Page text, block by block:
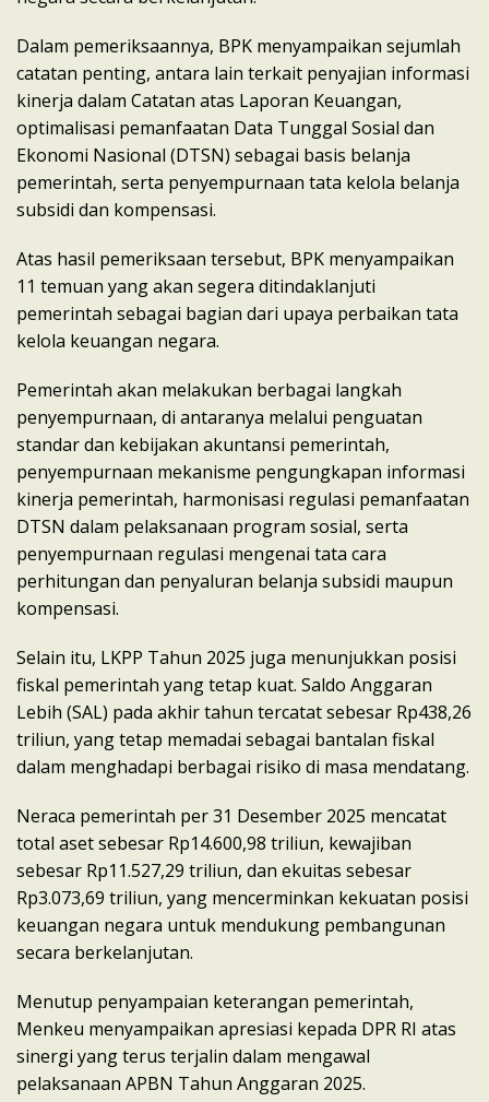
Dalam pemeriksaannya, BPK menyampaikan sejumlah
catatan penting, antara lain terkait penyajian informasi
kinerja dalam Catatan atas Laporan Keuangan,
optimalisasi pemanfaatan Data Tunggal Sosial dan
Ekonomi Nasional (DTSN) sebagai basis belanja
pemerintah, serta penyempurnaan tata kelola belanja
subsidi dan kompensasi.
Atas hasil pemeriksaan tersebut, BPK menyampaikan
11 temuan yang akan segera ditindaklanjuti
pemerintah sebagai bagian dari upaya perbaikan tata
kelola keuangan negara.
Pemerintah akan melakukan berbagai langkah
penyempurnaan, di antaranya melalui penguatan
standar dan kebijakan akuntansi pemerintah,
penyempurnaan mekanisme pengungkapan informasi
kinerja pemerintah, harmonisasi regulasi pemanfaatan
DTSN dalam pelaksanaan program sosial, serta
penyempurnaan regulasi mengenai tata cara
perhitungan dan penyaluran belanja subsidi maupun
kompensasi.
Selain itu, LKPP Tahun 2025 juga menunjukkan posisi
fiskal pemerintah yang tetap kuat. Saldo Anggaran
Lebih (SAL) pada akhir tahun tercatat sebesar Rp438,26
triliun, yang tetap memadai sebagai bantalan fiskal
dalam menghadapi berbagai risiko di masa mendatang.
Neraca pemerintah per 31 Desember 2025 mencatat
total aset sebesar Rp14.600,98 triliun, kewajiban
sebesar Rp11.527,29 triliun, dan ekuitas sebesar
Rp3.073,69 triliun, yang mencerminkan kekuatan posisi
keuangan negara untuk mendukung pembangunan
secara berkelanjutan.
Menutup penyampaian keterangan pemerintah,
Menkeu menyampaikan apresiasi kepada DPR RI atas
sinergi yang terus terjalin dalam mengawal
pelaksanaan APBN Tahun Anggaran 2025.